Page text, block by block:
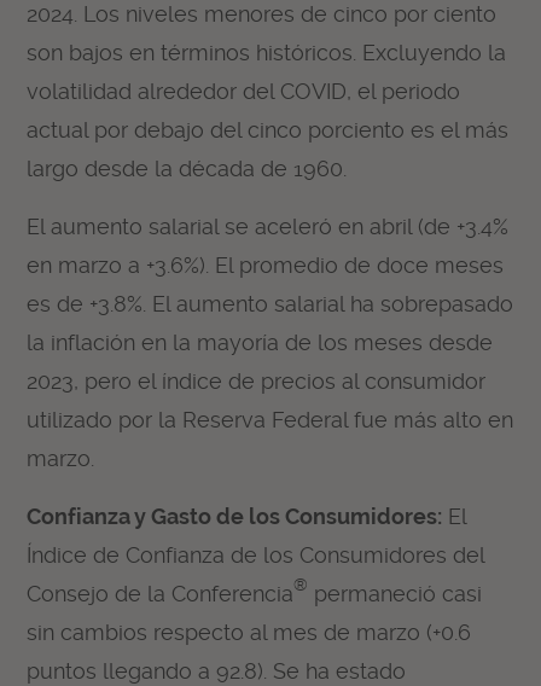
2024. Los niveles menores de cinco por ciento
son bajos en términos históricos. Excluyendo la
volatilidad alrededor del COVID, el periodo
actual por debajo del cinco porciento es el más
largo desde la década de 1960.
El aumento salarial se aceleró en abril (de +3.4%
en marzo a +3.6%). El promedio de doce meses
es de +3.8%. El aumento salarial ha sobrepasado
la inflación en la mayoría de los meses desde
2023, pero el índice de precios al consumidor
utilizado por la Reserva Federal fue más alto en
marzo.
Confianza y Gasto de los Consumidores: El
Índice de Confianza de los Consumidores del
Consejo de la Conferencia® permaneció casi
sin cambios respecto al mes de marzo (+0.6
puntos llegando a 92.8). Se ha estado